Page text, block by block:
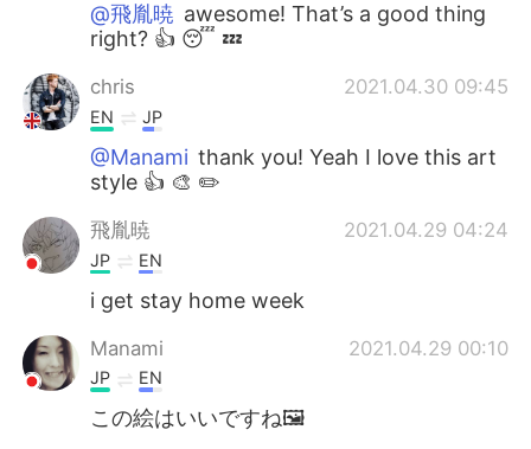
Türkçe Tiếng Việt
Português
@飛胤暁 awesome! That’s a good thing
right? 👍 😴 💤
chris 2021.04.30 09:45
EN JP
@Manami thank you! Yeah I love this art
style 👍 🎨 ✏️
飛胤暁 2021.04.29 04:24
JP EN
i get stay home week
Manami 2021.04.29 00:10
JP EN
この絵はいいですね🖼